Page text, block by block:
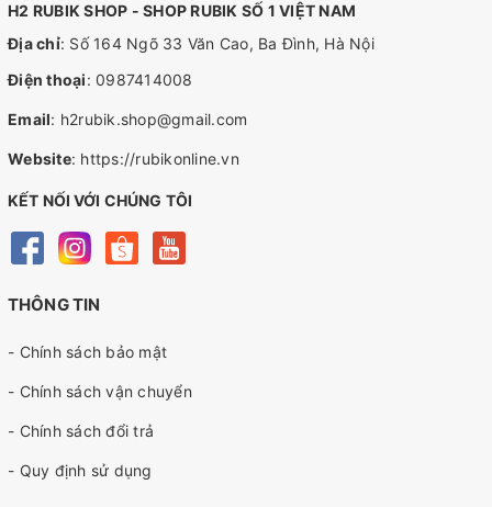
H2 RUBIK SHOP - SHOP RUBIK SỐ 1 VIỆT NAM
Địa chỉ: Số 164 Ngõ 33 Văn Cao, Ba Đình, Hà Nội
Điện thoại: 0987414008
Email: h2rubik.shop@gmail.com
Website: https://rubikonline.vn
KẾT NỐI VỚI CHÚNG TÔI
THÔNG TIN
- Chính sách bảo mật
- Chính sách vận chuyển
- Chính sách đổi trả
- Quy định sử dụng